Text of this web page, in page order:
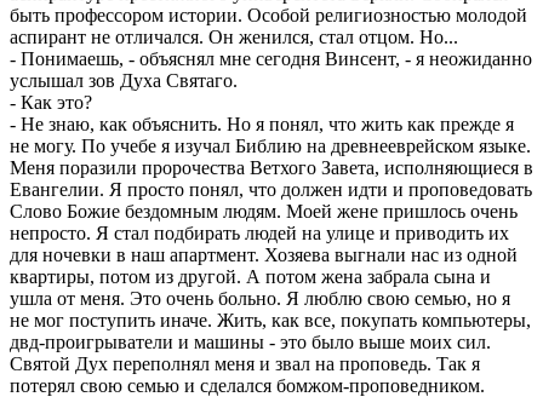
быть профессором истории. Особой религиозностью молодой
аспирант не отличался. Он женился, стал отцом. Но...
- Понимаешь, - объяснял мне сегодня Винсент, - я неожиданно
услышал зов Духа Святаго.
- Как это?
- Не знаю, как объяснить. Но я понял, что жить как прежде я
не могу. По учебе я изучал Библию на древнееврейском языке.
Меня поразили пророчества Ветхого Завета, исполняющиеся в
Евангелии. Я просто понял, что должен идти и проповедовать
Слово Божие бездомным людям. Моей жене пришлось очень
непросто. Я стал подбирать людей на улице и приводить их
для ночевки в наш апартмент. Хозяева выгнали нас из одной
квартиры, потом из другой. А потом жена забрала сына и
ушла от меня. Это очень больно. Я люблю свою семью, но я
не мог поступить иначе. Жить, как все, покупать компьютеры,
двд-проигрыватели и машины - это было выше моих сил.
Святой Дух переполнял меня и звал на проповедь. Так я
потерял свою семью и сделался бомжом-проповедником.